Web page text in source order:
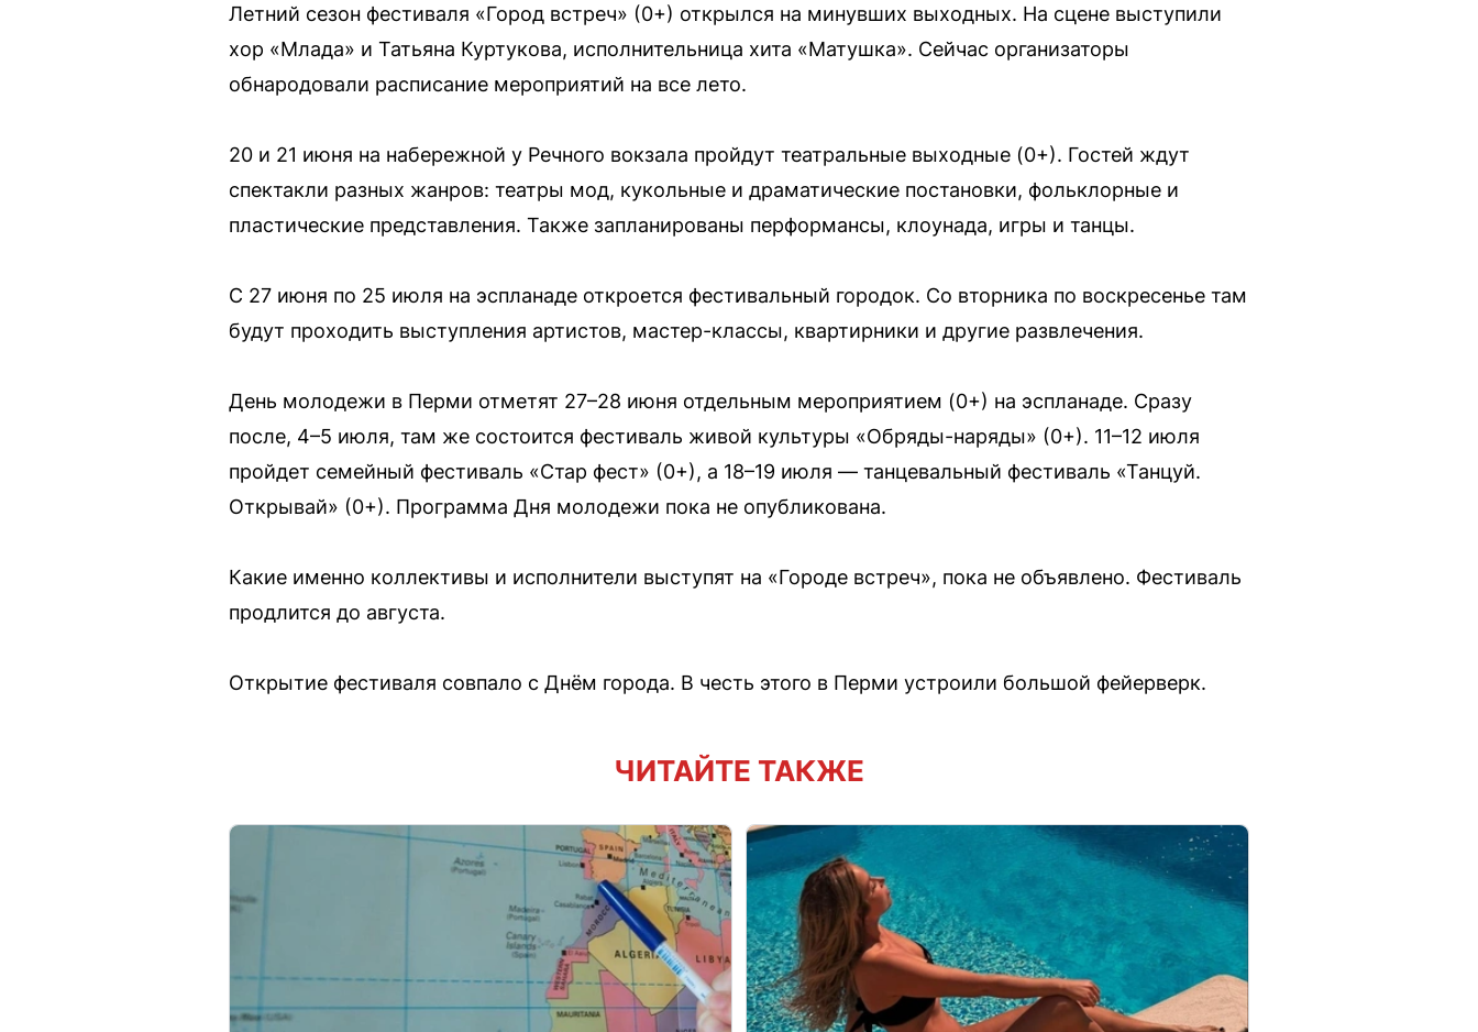
Летний сезон фестиваля «Город встреч» (0+) открылся на минувших выходных. На сцене выступили
хор «Млада» и Татьяна Куртукова, исполнительница хита «Матушка». Сейчас организаторы
обнародовали расписание мероприятий на все лето.
20 и 21 июня на набережной у Речного вокзала пройдут театральные выходные (0+). Гостей ждут
спектакли разных жанров: театры мод, кукольные и драматические постановки, фольклорные и
пластические представления. Также запланированы перформансы, клоунада, игры и танцы.
С 27 июня по 25 июля на эспланаде откроется фестивальный городок. Со вторника по воскресенье там
будут проходить выступления артистов, мастер-классы, квартирники и другие развлечения.
День молодежи в Перми отметят 27–28 июня отдельным мероприятием (0+) на эспланаде. Сразу
после, 4–5 июля, там же состоится фестиваль живой культуры «Обряды-наряды» (0+). 11–12 июля
пройдет семейный фестиваль «Стар фест» (0+), а 18–19 июля — танцевальный фестиваль «Танцуй.
Открывай» (0+). Программа Дня молодежи пока не опубликована.
Какие именно коллективы и исполнители выступят на «Городе встреч», пока не объявлено. Фестиваль
продлится до августа.
Открытие фестиваля совпало с Днём города. В честь этого в Перми устроили большой фейерверк.
ЧИТАЙТЕ ТАКЖЕ